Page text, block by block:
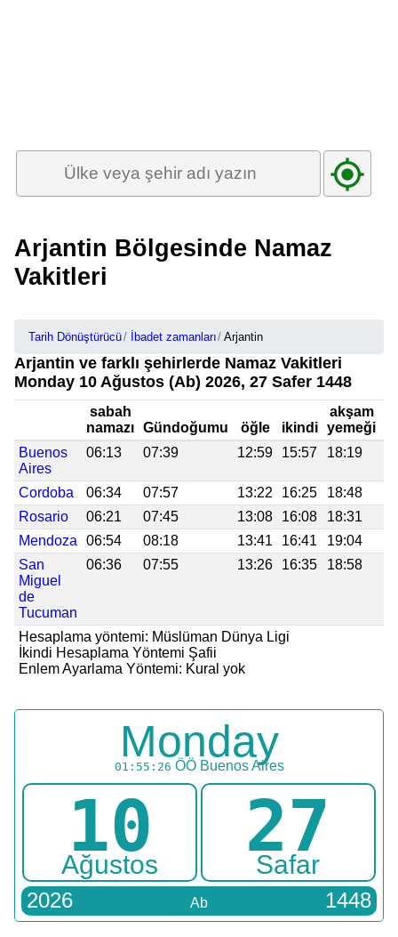
Arjantin Bölgesinde Namaz
Vakitleri
Tarih Dönüştürücü İbadet zamanları Arjantin
Arjantin ve farklı şehirlerde Namaz Vakitleri
Monday 10 Ağustos (Ab) 2026, 27 Safer 1448
sabah
namazı Gündoğumu öğle ikindi
akşam
yemeği
Buenos
Aires
06:13 07:39 12:59 15:57 18:19
Cordoba 06:34 07:57 13:22 16:25 18:48
Rosario
06:21 07:45 13:08 16:08 18:31
Mendoza
06:54 08:18 13:41 16:41 19:04
San
Miguel
de
Tucuman
06:36 07:55 13:26 16:35 18:58
Hesaplama yöntemi: Müslüman Dünya Ligi
İkindi Hesaplama Yöntemi Şafii
Enlem Ayarlama Yöntemi: Kural yok
Monday
01:55:27 ÖÖ Buenos Aires
10
Ağustos 27
Safar
2026 Ab 1448